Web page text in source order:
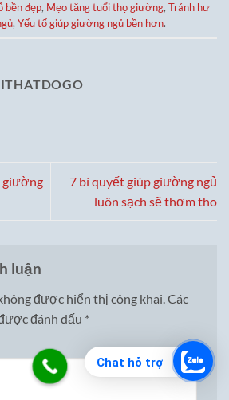
Chat hỗ trợ
bền đẹp, Mẹo tăng tuổi thọ giường, Tránh hư
, Yếu tố giúp giường ngủ bền hơn.
giường
7 bí quyết giúp giường ngủ
luôn sạch sẽ thơm tho
luận
được hiển thị công khai.Các
đánh dấu *